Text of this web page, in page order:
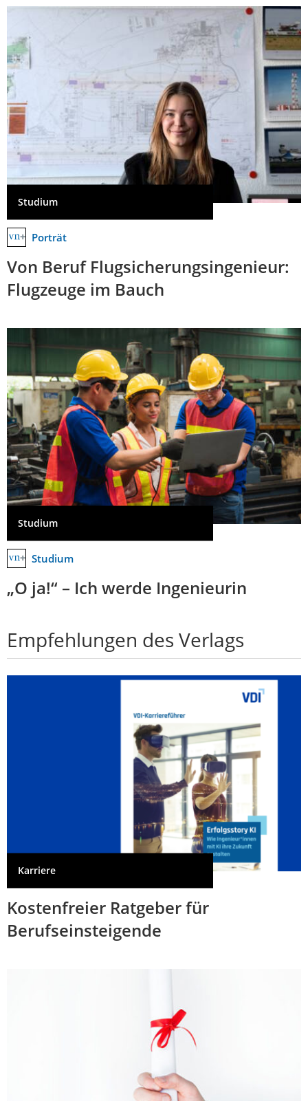
Studium
Porträt
Von Beruf Flugsicherungsingenieur:
Flugzeuge im Bauch
Studium
Studium
„O ja!“ – Ich werde Ingenieurin
Empfehlungen des Verlags
Karriere
Kostenfreier Ratgeber für
Berufseinsteigende